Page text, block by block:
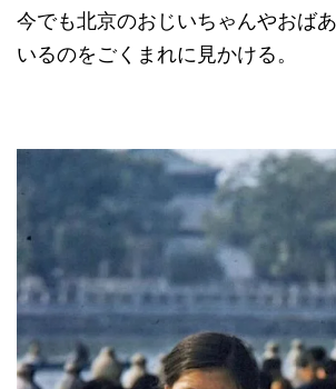
今でも北京のおじいちゃんやおば
いるのをごくまれに見かける。